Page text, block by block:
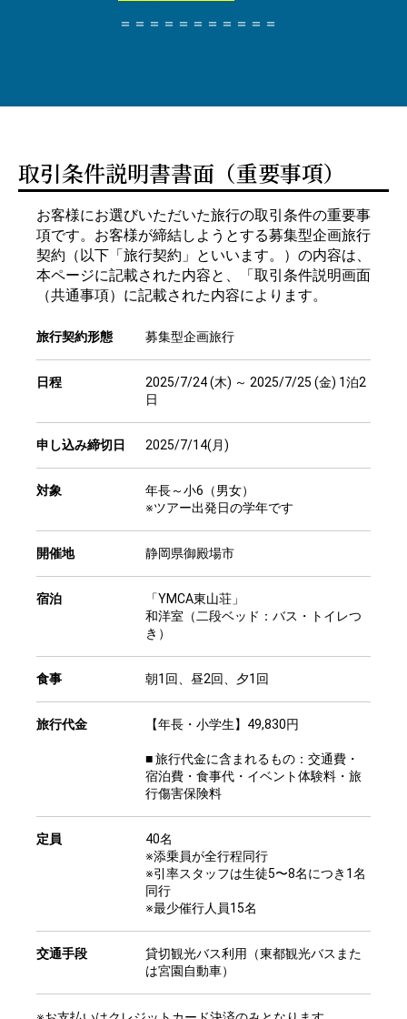
＝＝＝＝＝＝＝＝＝＝＝
取引条件説明書書面（重要事項）
お客様にお選びいただいた旅行の取引条件の重要事
項です。お客様が締結しようとする募集型企画旅行
契約（以下「旅行契約」といいます。）の内容は、
本ページに記載された内容と、「取引条件説明画面
（共通事項）に記載された内容によります。
旅行契約形態 募集型企画旅行
日程
2025/7/24 (木) ～ 2025/7/25 (金) 1泊2
日
申し込み締切日 2025/7/14(月)
対象
年長～小6（男女）
※ツアー出発日の学年です
開催地 静岡県御殿場市
宿泊
「YMCA東山荘」
和洋室（二段ベッド：バス・トイレつ
き）
食事 朝1回、昼2回、夕1回
旅行代金 【年長・小学生】49,830円
■ 旅行代金に含まれるもの：交通費・
宿泊費・食事代・イベント体験料・旅
行傷害保険料
定員
40名
※添乗員が全行程同行
※引率スタッフは生徒5〜8名につき1名
同行
※最少催行人員15名
交通手段
貸切観光バス利用（東都観光バスまた
は宮園自動車）